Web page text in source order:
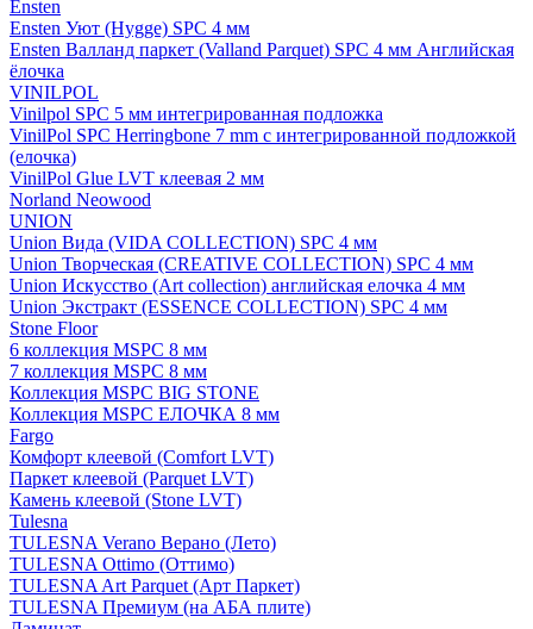
Ensten
Ensten Уют (Hygge) SPC 4 мм
Ensten Валланд паркет (Valland Parquet) SPC 4 мм Английская
ёлочка
VINILPOL
Vinilpol SPC 5 мм интегрированная подложка
VinilPol SPC Herringbone 7 mm с интегрированной подложкой
(елочка)
VinilPol Glue LVT клеевая 2 мм
Norland Neowood
UNION
Union Вида (VIDA COLLECTION) SPC 4 мм
Union Творческая (CREATIVE COLLECTION) SPC 4 мм
Union Искусство (Art collection) английская елочка 4 мм
Union Экстракт (ESSENCE COLLECTION) SPC 4 мм
Stone Floor
6 коллекция MSPC 8 мм
7 коллекция MSPC 8 мм
Коллекция MSPC BIG STONE
Коллекция MSPC ЕЛОЧКА 8 мм
Fargo
Комфорт клеевой (Comfort LVT)
Паркет клеевой (Parquet LVT)
Камень клеевой (Stone LVT)
Tulesna
TULESNA Verano Верано (Лето)
TULESNA Ottimo (Оттимо)
TULESNA Art Parquet (Арт Паркет)
TULESNA Премиум (на АБА плите)